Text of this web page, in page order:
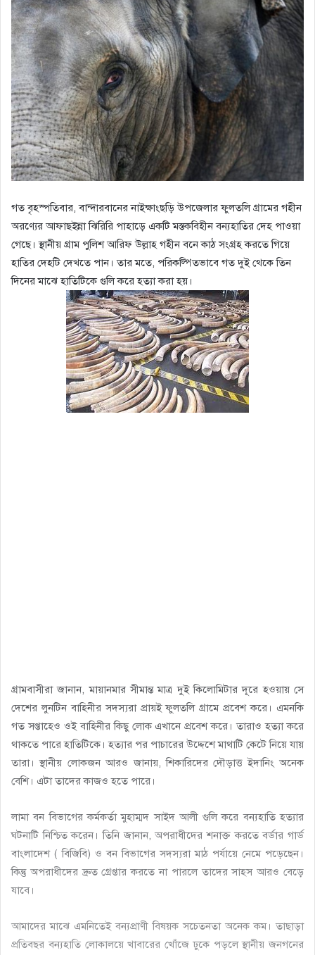
গত বৃহস্পতিবার, বান্দারবানের নাইক্ষাংছড়ি উপজেলার ফুলতলি গ্রামের গহীন
অরণ্যের আফাছইন্না ঝিরিরি পাহাড়ে একটি মস্তকবিহীন বন্যহাতির দেহ পাওয়া
গেছে। স্থানীয় গ্রাম পুলিশ আরিফ উল্লাহ গহীন বনে কাঠ সংগ্রহ করতে গিয়ে
হাতির দেহটি দেখতে পান। তার মতে, পরিকল্পিতভাবে গত দুই থেকে তিন
দিনের মাঝে হাতিটিকে গুলি করে হত্যা করা হয়।
গ্রামবাসীরা জানান, মায়ানমার সীমান্ত মাত্র দুই কিলোমিটার দূরে হওয়ায় সে
দেশের লুনটিন বাহিনীর সদস্যরা প্রায়ই ফুলতলি গ্রামে প্রবেশ করে। এমনকি
গত সপ্তাহেও ওই বাহিনীর কিছু লোক এখানে প্রবেশ করে। তারাও হত্যা করে
থাকতে পারে হাতিটিকে। হত্যার পর পাচারের উদ্দেশে মাথাটি কেটে নিয়ে যায়
তারা। স্থানীয় লোকজন আরও জানায়, শিকারিদের দৌড়াত্ত ইদানিং অনেক
বেশি। এটা তাদের কাজও হতে পারে।
লামা বন বিভাগের কর্মকর্তা মুহাম্মদ সাইদ আলী গুলি করে বন্যহাতি হত্যার
ঘটনাটি নিশ্চিত করেন। তিনি জানান, অপরাধীদের শনাক্ত করতে বর্ডার গার্ড
বাংলাদেশ ( বিজিবি) ও বন বিভাগের সদস্যরা মাঠ পর্যায়ে নেমে পড়েছেন।
কিন্তু অপরাধীদের দ্রুত গ্রেপ্তার করতে না পারলে তাদের সাহস আরও বেড়ে
যাবে।
আমাদের মাঝে এমনিতেই বন্যপ্রাণী বিষয়ক সচেতনতা অনেক কম। তাছাড়া
প্রতিবছর বন্যহাতি লোকালয়ে খাবারের খোঁজে ঢুকে পড়লে স্থানীয় জনগনের